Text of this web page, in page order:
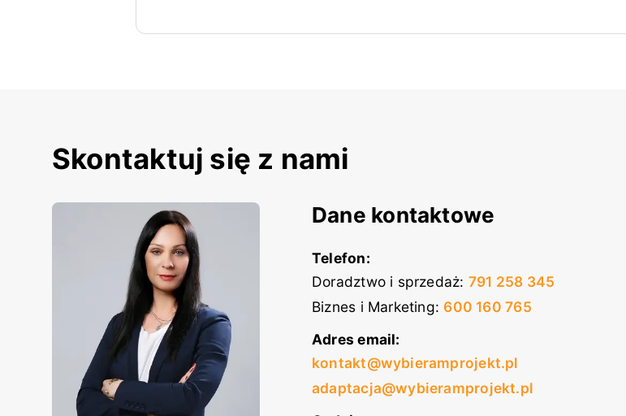
Skontaktuj się z nami
Dane kontaktowe
Telefon:
Doradztwo i sprzedaż: 791 258 345
Biznes i Marketing: 600 160 765
Adres email:
kontakt@wybieramprojekt.pl
adaptacja@wybieramprojekt.pl